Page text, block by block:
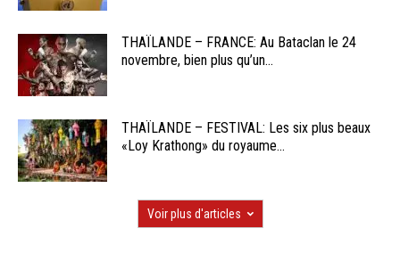
THAÏLANDE – FRANCE: Au Bataclan le 24
novembre, bien plus qu’un...
THAÏLANDE – FESTIVAL: Les six plus beaux
«Loy Krathong» du royaume...
Voir plus d'articles